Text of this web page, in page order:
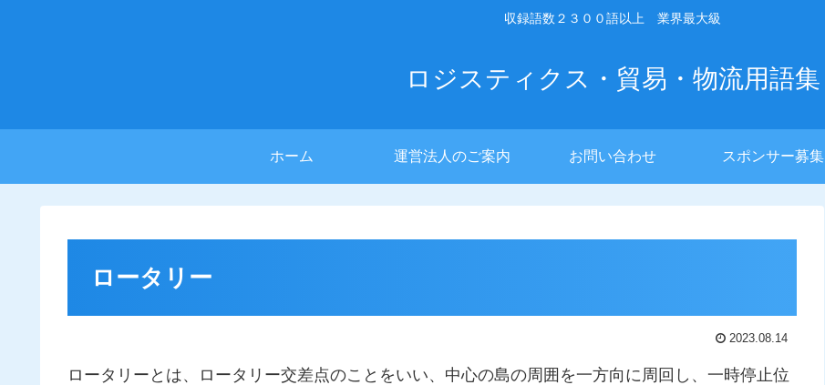
収録語数２３００語以上 業界最大級
ロジスティクス・貿易・物流用語集
ホーム 運営法人のご案内 お問い合わせ スポンサー募集
ロータリー
2023.08.14
ロータリーとは、ロータリー交差点のことをいい、中心の島の周囲を一方向に周回し、一時停止位